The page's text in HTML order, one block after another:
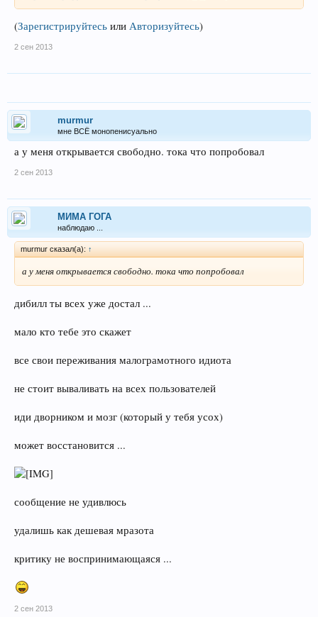
(Зарегистрируйтесь или Авторизуйтесь)
2 сен 2013
murmur
мне ВСЁ монопенисуально
а у меня открывается свободно. тока что попробовал
2 сен 2013
МИМА ГОГА
наблюдаю ...
murmur сказал(а): ↑
а у меня открывается свободно. тока что попробовал
дибилл ты всех уже достал ...
мало кто тебе это скажет
все свои переживания малограмотного идиота
не стоит вываливать на всех пользователей
иди дворником и мозг (который у тебя усох)
может восстановится ...
сообщение не удивлюсь
удалишь как дешевая мразота
критику не воспринимающаяся ...
2 сен 2013